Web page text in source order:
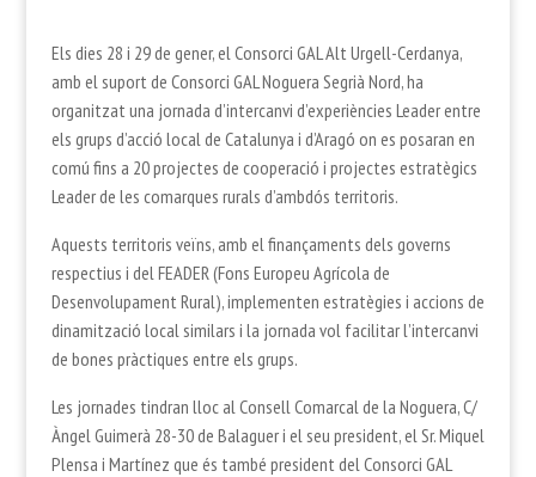
Els dies 28 i 29 de gener, el Consorci GAL Alt Urgell-Cerdanya,
amb el suport de Consorci GAL Noguera Segrià Nord, ha
organitzat una jornada d’intercanvi d’experiències Leader entre
els grups d’acció local de Catalunya i d’Aragó on es posaran en
comú fins a 20 projectes de cooperació i projectes estratègics
Leader de les comarques rurals d’ambdós territoris.
Aquests territoris veïns, amb el finançaments dels governs
respectius i del FEADER (Fons Europeu Agrícola de
Desenvolupament Rural), implementen estratègies i accions de
dinamització local similars i la jornada vol facilitar l’intercanvi
de bones pràctiques entre els grups.
Les jornades tindran lloc al Consell Comarcal de la Noguera, C/
Àngel Guimerà 28-30 de Balaguer i el seu president, el Sr. Miquel
Plensa i Martínez que és també president del Consorci GAL